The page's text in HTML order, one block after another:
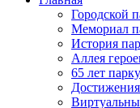
Городской
Мемориал
История
Аллея
65 лет парку